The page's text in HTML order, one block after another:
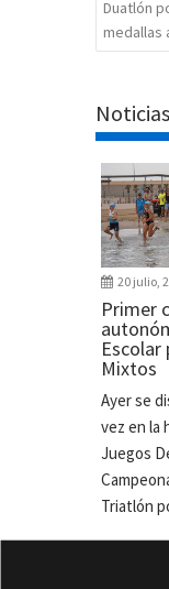
Duatlón
medallas
20 julio,
Primer
Escolar
Mixtos
Ayer se
vez en la
Juegos
Triatlón